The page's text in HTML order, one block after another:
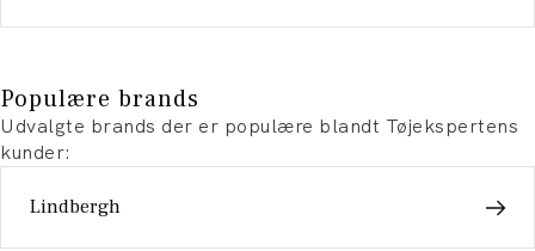
Populære brands
Udvalgte brands der er populære blandt Tøjekspertens
kunder:
Lindbergh